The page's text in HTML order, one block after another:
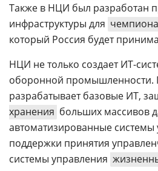
Также в НЦИ был разработан
инфраструктуры для
который Россия будет
НЦИ не только создает ИТ-
оборонной промышленности.
разрабатывает базовые ИТ,
хранения больших массивов
автоматизированные системы
поддержки принятия
системы управления